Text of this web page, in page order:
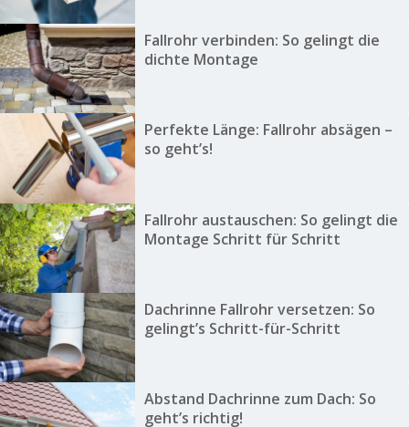
Fallrohr verbinden: So gelingt die
dichte Montage
Perfekte Länge: Fallrohr absägen –
so geht’s!
Fallrohr austauschen: So gelingt die
Montage Schritt für Schritt
Dachrinne Fallrohr versetzen: So
gelingt’s Schritt-für-Schritt
Abstand Dachrinne zum Dach: So
geht’s richtig!